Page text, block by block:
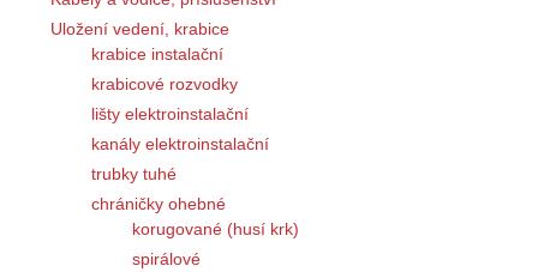
Uložení vedení, krabice
krabice instalační
krabicové rozvodky
lišty elektroinstalační
kanály elektroinstalační
trubky tuhé
chráničky ohebné
korugované (husí krk)
spirálové